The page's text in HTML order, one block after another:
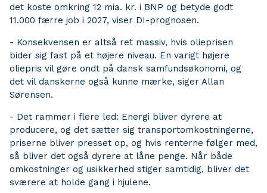
det koste omkring 12 mia. kr. i BNP og betyde godt
11.000 færre job i 2027, viser DI-prognosen.
- Konsekvensen er altså ret massiv, hvis olieprisen
bider sig fast på et højere niveau. En varigt højere
oliepris vil gøre ondt på dansk samfundsøkonomi, og
det vil danskerne også kunne mærke, siger Allan
Sørensen.
- Det rammer i flere led: Energi bliver dyrere at
producere, og det sætter sig transportomkostningerne,
priserne bliver presset op, og hvis renterne følger med,
så bliver det også dyrere at låne penge. Når både
omkostninger og usikkerhed stiger samtidig, bliver det
sværere at holde gang i hjulene.